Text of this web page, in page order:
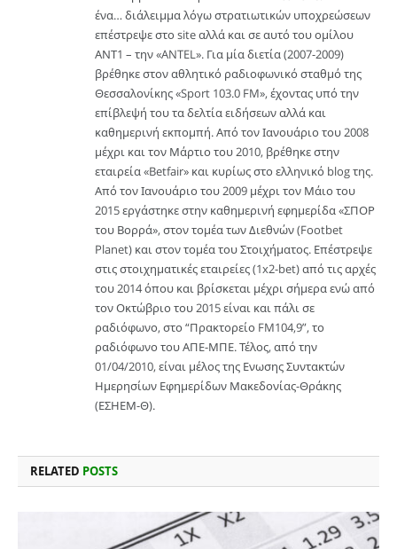
ένα… διάλειμμα λόγω στρατιωτικών υποχρεώσεων
επέστρεψε στο site αλλά και σε αυτό του ομίλου
ΑΝΤ1 – την «ANTEL». Για μία διετία (2007-2009)
βρέθηκε στον αθλητικό ραδιοφωνικό σταθμό της
Θεσσαλονίκης «Sport 103.0 FM», έχοντας υπό την
επίβλεψή του τα δελτία ειδήσεων αλλά και
καθημερινή εκπομπή. Από τον Ιανουάριο του 2008
μέχρι και τον Μάρτιο του 2010, βρέθηκε στην
εταιρεία «Betfair» και κυρίως στο ελληνικό blog της.
Από τον Ιανουάριο του 2009 μέχρι τον Μάιο του
2015 εργάστηκε στην καθημερινή εφημερίδα «ΣΠΟΡ
του Βορρά», στον τομέα των Διεθνών (Footbet
Planet) και στον τομέα του Στοιχήματος. Επέστρεψε
στις στοιχηματικές εταιρείες (1x2-bet) από τις αρχές
του 2014 όπου και βρίσκεται μέχρι σήμερα ενώ από
τον Οκτώβριο του 2015 είναι και πάλι σε
ραδιόφωνο, στο “Πρακτορείο FM104,9”, το
ραδιόφωνο του ΑΠΕ-ΜΠΕ. Τέλος, από την
01/04/2010, είναι μέλος της Ενωσης Συντακτών
Ημερησίων Εφημερίδων Μακεδονίας-Θράκης
(ΕΣΗΕΜ-Θ).
RELATED POSTS